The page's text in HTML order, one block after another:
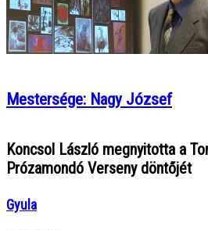
Mestersége: Nagy József
Koncsol László megnyitotta a
Prózamondó Verseny döntőjét
Gyula